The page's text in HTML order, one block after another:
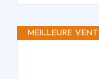
MEILLEURE